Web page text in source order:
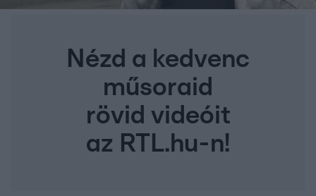
Nézd a kedvenc
műsoraid
rövid videóit
az RTL.hu-n!